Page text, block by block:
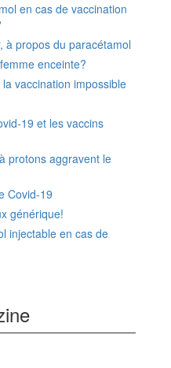
en cas de vaccination
à propos du paracétamol
enceinte?
vaccination impossible
19 et les vaccins
protons aggravent le
Covid-19
générique!
injectable en cas de